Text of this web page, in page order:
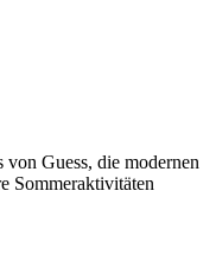
Guess, die modernen
Sommeraktivitäten